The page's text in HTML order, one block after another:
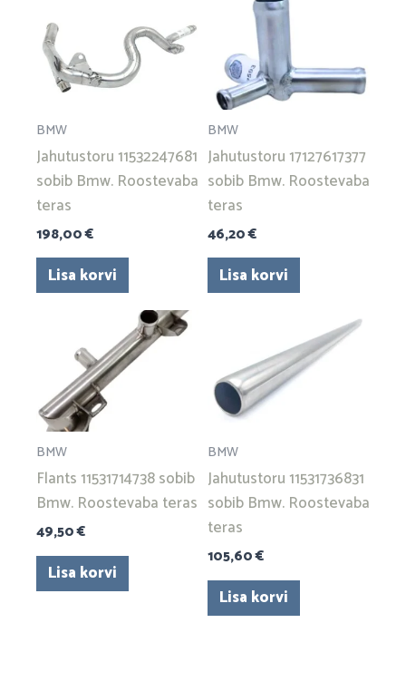
BMW
Jahutustoru 11532247681
sobib Bmw. Roostevaba
teras
198,00€
Lisa korvi
BMW
Jahutustoru 17127617377
sobib Bmw. Roostevaba
teras
46,20€
Lisa korvi
BMW
Flants 11531714738 sobib
Bmw. Roostevaba teras
49,50€
Lisa korvi
BMW
Jahutustoru 11531736831
sobib Bmw. Roostevaba
teras
105,60€
Lisa korvi